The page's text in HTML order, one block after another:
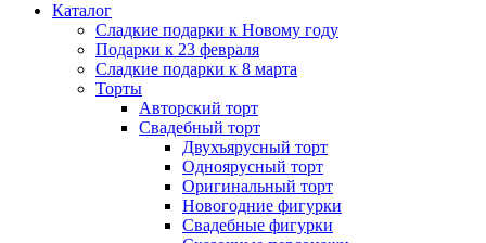
Каталог
Сладкие подарки к Новому году
Подарки к 23 февраля
Сладкие подарки к 8 марта
Торты
Авторский торт
Свадебный торт
Двухъярусный торт
Одноярусный торт
Оригинальный торт
Новогодние фигурки
Свадебные фигурки